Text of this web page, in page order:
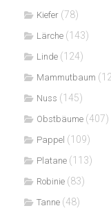
Kiefer (78)
Lärche (143)
Linde (124)
Mammutbaum
Nuss (145)
Obstbäume (407)
Pappel (109)
Platane (113)
Robinie (83)
Tanne (48)